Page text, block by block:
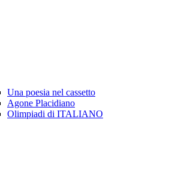
Una poesia nel cassetto
Agone Placidiano
Olimpiadi di ITALIANO